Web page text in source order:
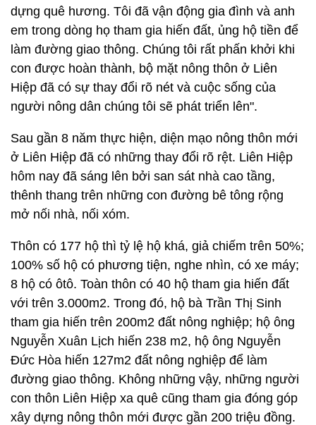
dựng quê hương. Tôi đã vận động gia đình và anh
em trong dòng họ tham gia hiến đất, ủng hộ tiền để
làm đường giao thông. Chúng tôi rất phấn khởi khi
con được hoàn thành, bộ mặt nông thôn ở Liên
Hiệp đã có sự thay đổi rõ nét và cuộc sống của
người nông dân chúng tôi sẽ phát triển lên".
Sau gần 8 năm thực hiện, diện mạo nông thôn mới
ở Liên Hiệp đã có những thay đổi rõ rệt. Liên Hiệp
hôm nay đã sáng lên bởi san sát nhà cao tầng,
thênh thang trên những con đường bê tông rộng
mở nối nhà, nối xóm.
Thôn có 177 hộ thì tỷ lệ hộ khá, giả chiếm trên 50%;
100% số hộ có phương tiện, nghe nhìn, có xe máy;
8 hộ có ôtô. Toàn thôn có 40 hộ tham gia hiến đất
với trên 3.000m2. Trong đó, hộ bà Trần Thị Sinh
tham gia hiến trên 200m2 đất nông nghiệp; hộ ông
Nguyễn Xuân Lịch hiến 238 m2, hộ ông Nguyễn
Đức Hòa hiến 127m2 đất nông nghiệp để làm
đường giao thông. Không những vậy, những người
con thôn Liên Hiệp xa quê cũng tham gia đóng góp
xây dựng nông thôn mới được gần 200 triệu đồng.